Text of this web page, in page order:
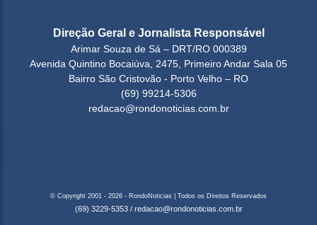
Direção Geral e Jornalista Responsável
Arimar Souza de Sá – DRT/RO 000389
Avenida Quintino Bocaiúva, 2475, Primeiro Andar Sala 05
Bairro São Cristovão - Porto Velho – RO
(69) 99214-5306
redacao@rondonoticias.com.br
© Copyright 2001 - 2026 - RondoNoticias | Todos os Direitos Reservados
(69) 3229-5353 / redacao@rondonoticias.com.br